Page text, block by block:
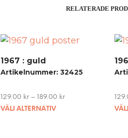
RELATERADE
1967 : guld
Artikelnummer: 32425
129.00 kr – 189.00 kr
VÄLJ ALTERNATIVThis